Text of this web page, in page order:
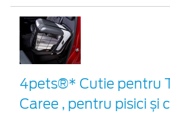
4pets®* Cutie pentru
Caree , pentru pisici și